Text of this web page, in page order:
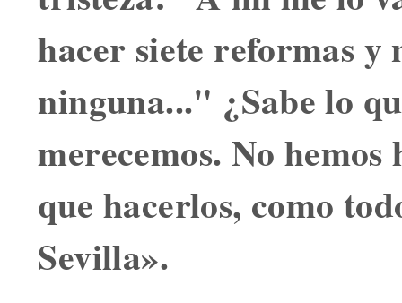
hacer siete reformas y
ninguna..." ¿Sabe lo
merecemos. No hemos
que hacerlos, como
Sevilla».